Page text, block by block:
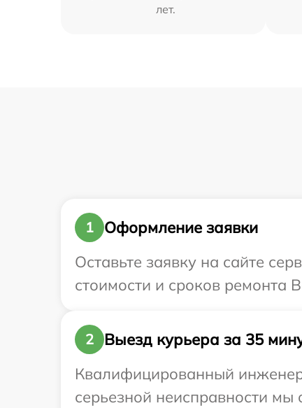
лет.
1
Оформление заявки
Оставьте заявку на сайте
стоимости и сроков ремонта
2
Выезд курьера за 35
Квалифицированный
серьезной неисправности